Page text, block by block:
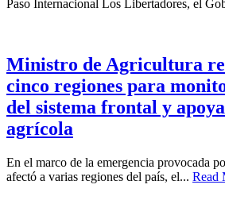
Paso Internacional Los Libertadores, el
Ministro de Agricultura
cinco regiones para
del sistema frontal y
agrícola
En el marco de la emergencia provocada
afectó a varias regiones del país, el... Read